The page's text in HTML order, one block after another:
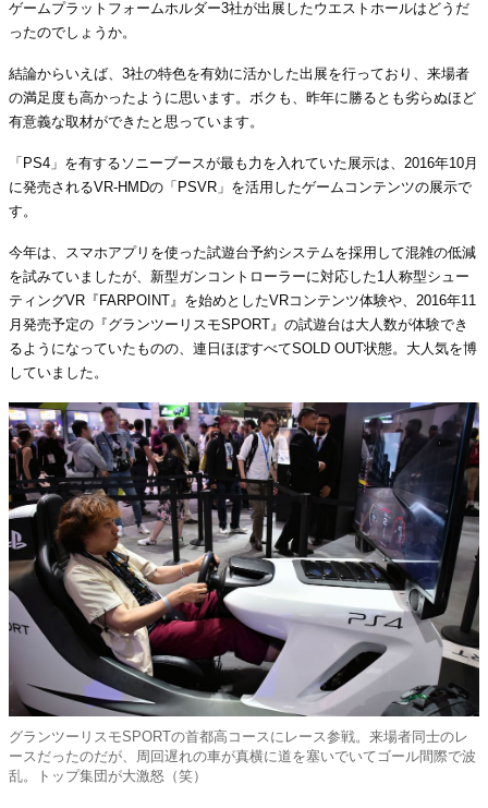
ゲームプラットフォームホルダー3社が出展したウエストホールはどうだ
ったのでしょうか。
結論からいえば、3社の特色を有効に活かした出展を行っており、来場者
の満足度も高かったように思います。ボクも、昨年に勝るとも劣らぬほど
有意義な取材ができたと思っています。
「PS4」を有するソニーブースが最も力を入れていた展示は、2016年10月
に発売されるVR-HMDの「PSVR」を活用したゲームコンテンツの展示で
す。
今年は、スマホアプリを使った試遊台予約システムを採用して混雑の低減
を試みていましたが、新型ガンコントローラーに対応した1人称型シュー
ティングVR『FARPOINT』を始めとしたVRコンテンツ体験や、2016年11
月発売予定の『グランツーリスモSPORT』の試遊台は大人数が体験でき
るようになっていたものの、連日ほぼすべてSOLD OUT状態。大人気を博
していました。
グランツーリスモSPORTの首都高コースにレース参戦。来場者同士のレ
ースだったのだが、周回遅れの車が真横に道を塞いでいてゴール間際で波
乱。トップ集団が大激怒（笑）